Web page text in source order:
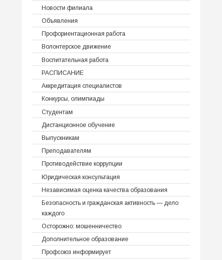
Новости филиала
Объявления
Профориентационная работа
Волонтерское движение
Воспитательная работа
РАСПИСАНИЕ
Аккредитация специалистов
Конкурсы, олимпиады
Студентам
Дистанционное обучение
Выпускникам
Преподавателям
Противодействие коррупции
Юридическая консультация
Независимая оценка качества образования
Безопасность и гражданская активность — дело
каждого
Осторожно: мошенничество
Дополнительное образование
Профсоюз информирует